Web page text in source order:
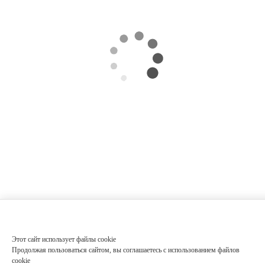
Этот сайт использует файлы cookie
Продолжая пользоваться сайтом, вы соглашаетесь с использованием файлов
cookie